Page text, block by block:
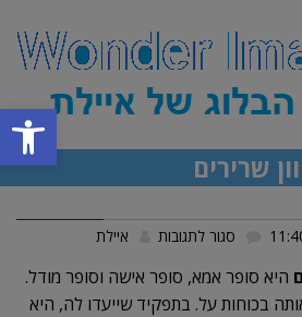
פתח
שרירים
סגור לתגובות
אמא
לילד
איילת
היא סופר אמא, סופר אישה וסופר מודל.
בכוחות על. בתפקיד שייעדו לה, היא